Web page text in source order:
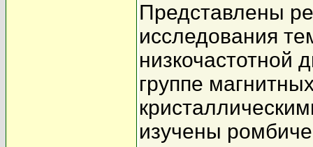
Представлены
исследования
низкочастотной
группе
изучены